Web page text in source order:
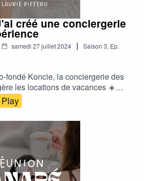
augusta_e.a?
créé une conciergerie
samedi 27 juillet 2024 | Saison 3, Ep.
fondé Koncie, la conciergerie des
les locations de vacances ☀️
on te partage tout : l'idée, le
les flop !Pour en savoir plus
tes prochaines vacances dans les
Play